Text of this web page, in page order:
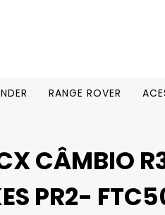
RANGE ROVER
CÂMBIO
PR2-